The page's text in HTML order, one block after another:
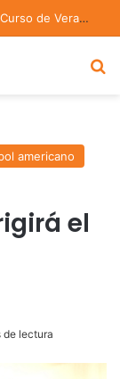
La convivencia familiar marca el cierre del Curso de Verano de Escuelas Aztecas
americano
el
de lectura